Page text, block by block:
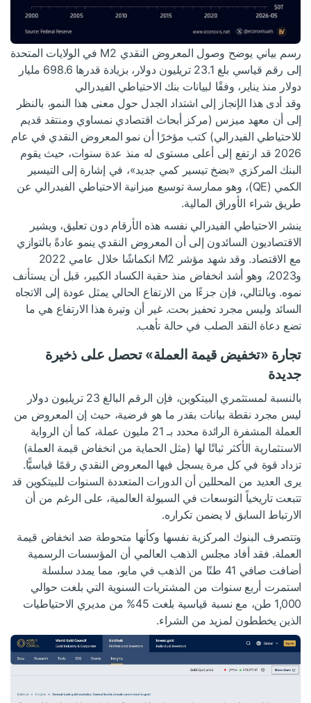
رسم بياني يوضح وصول المعروض النقدي M2 في الولايات المتحدة
إلى رقم قياسي بلغ 23.1 تريليون دولار، بزيادة قدرها 698.6 مليار
دولار منذ يناير، وفقًا لبيانات بنك الاحتياطي الفيدرالي
وقد أدى هذا الإنجاز إلى اشتداد الجدل حول معنى هذا النمو، بالنظر
إلى أن معهد ميزس (مركز أبحاث اقتصادي نمساوي ومنتقد قديم
للاحتياطي الفيدرالي) كتب مؤخرًا أن نمو المعروض النقدي في عام
2026 قد ارتفع إلى أعلى مستوى له منذ عدة سنوات، حيث يقوم
البنك المركزي «بضخ تيسير كمي جديد»، في إشارة إلى التيسير
الكمي (QE)، وهو ممارسة توسيع ميزانية الاحتياطي الفيدرالي عن
طريق شراء الأوراق المالية.
ينشر الاحتياطي الفيدرالي نفسه هذه الأرقام دون تعليق، ويشير
الاقتصاديون السائدون إلى أن المعروض النقدي ينمو عادةً بالتوازي
مع الاقتصاد. وقد شهد مؤشر M2 انكماشًا خلال عامي 2022
و2023، وهو أشد انخفاض منذ حقبة الكساد الكبير، قبل أن يستأنف
نموه. وبالتالي، فإن جزءًا من الارتفاع الحالي يمثل عودة إلى الاتجاه
السائد وليس مجرد تحفيز بحت. غير أن وتيرة هذا الارتفاع هي ما
تضع دعاة النقد الصلب في حالة تأهب.
تجارة «تخفيض قيمة العملة» تحصل على ذخيرة
جديدة
بالنسبة لمستثمري البيتكوين، فإن الرقم البالغ 23 تريليون دولار
ليس مجرد نقطة بيانات بقدر ما هو فرضية، حيث إن المعروض من
العملة المشفرة الرائدة محدد بـ 21 مليون عملة، كما أن الرواية
الاستثمارية الأكثر ثباتًا لها (مثل الحماية من انخفاض قيمة العملة)
تزداد قوة في كل مرة يسجل فيها المعروض النقدي رقمًا قياسيًّا.
يرى العديد من المحللين أن الدورات المتعددة السنوات للبيتكوين قد
تتبعت تاريخياً التوسعات في السيولة العالمية، على الرغم من أن
الارتباط السابق لا يضمن تكراره.
وتتصرف البنوك المركزية نفسها وكأنها متحوطة ضد انخفاض قيمة
العملة. فقد أفاد مجلس الذهب العالمي أن المؤسسات الرسمية
أضافت صافي 41 طنًا من الذهب في مايو، مما يمدد سلسلة
استمرت أربع سنوات من المشتريات السنوية التي بلغت حوالي
1,000 طن، مع نسبة قياسية بلغت 45% من مديري الاحتياطيات
الذين يخططون لمزيد من الشراء.